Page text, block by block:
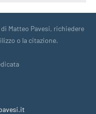
Matteo Pavesi, richiedere
o la citazione.